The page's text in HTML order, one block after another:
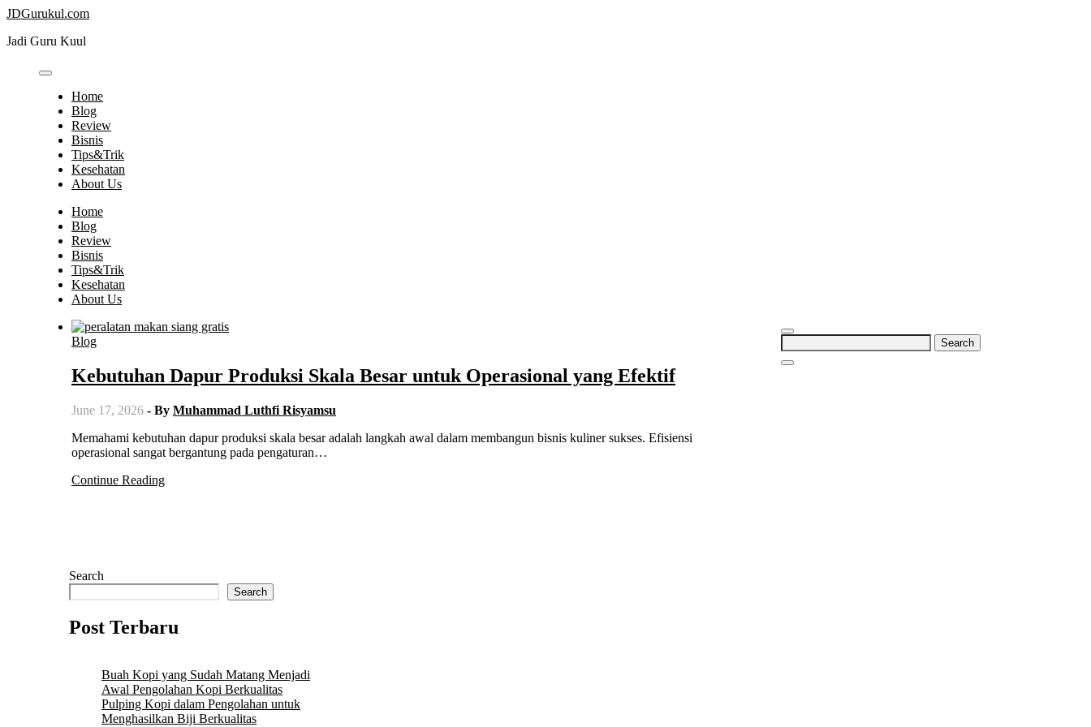
Skip
content
JDGurukul.com
Jadi Guru Kuul
Home
Blog
Review
Bisnis
Tips&Trik
Kesehatan
About Us
Home
Blog
Review
Bisnis
Tips&Trik
Kesehatan
About Us
Search
for:
Blog
Kebutuhan Dapur Produksi Skala Besar untuk Operasional yang Efektif
June 17, 2026 - By Muhammad Luthfi Risyamsu
Memahami kebutuhan dapur produksi skala besar adalah langkah awal dalam membangun bisnis kuliner sukses. Efisiensi
operasional sangat bergantung pada pengaturan…
Continue Reading
Search
Search
Post Terbaru
Buah Kopi yang Sudah Matang Menjadi
Awal Pengolahan Kopi Berkualitas
Pulping Kopi dalam Pengolahan untuk
Menghasilkan Biji Berkualitas